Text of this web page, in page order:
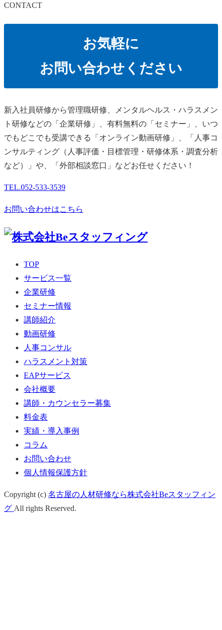
CONTACT
お気軽に
お問い合わせください
新⼊社員研修から管理職研修、メンタルヘルス・ハラスメン
ト研修などの「企業研修」、有料無料の「セミナー」、いつ
でもどこでも受講できる「オンライン動画研修」、「人事コ
ンサルティング（人事評価・目標管理・研修体系・調査分析
など）」や、「外部相談窓口」などお任せください！
TEL.052-533-3539
お問い合わせはこちら
TOP
サービス一覧
企業研修
セミナー情報
講師紹介
動画研修
人事コンサル
ハラスメント対策
EAPサービス
会社概要
講師・カウンセラー募集
料金表
実績・導入事例
コラム
お問い合わせ
個人情報保護方針
Copyright (c) 名古屋の人材研修なら株式会社Beスタッフィン
グ All rights Reserved.